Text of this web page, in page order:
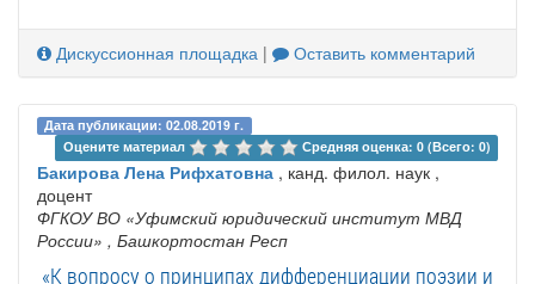
Дискуссионная площадка | Оставить комментарий
Дата публикации: 02.08.2019 г.
Оцените материал
Средняя оценка: 0 (Всего: 0)
Бакирова Лена Рифхатовна , канд. филол. наук ,
доцент
ФГКОУ ВО «Уфимский юридический институт МВД
России» , Башкортостан Респ
«К вопросу о принципах дифференциации поэзии и